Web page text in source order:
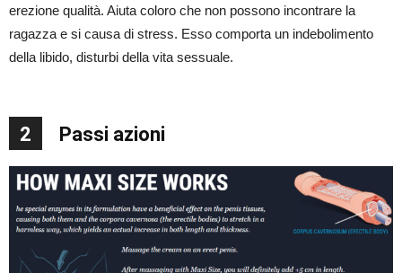
erezione qualità. Aiuta coloro che non possono incontrare la
ragazza e si causa di stress. Esso comporta un indebolimento
della libido, disturbi della vita sessuale.
2 Passi azioni